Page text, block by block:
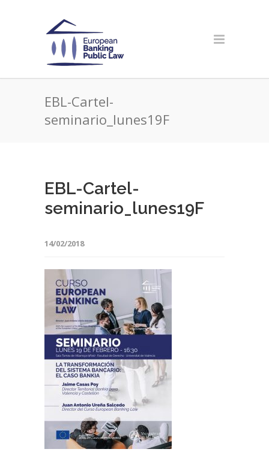
EBL-Cartel-
seminario_lunes19F
EBL-Cartel-
seminario_lunes19F
14/02/2018